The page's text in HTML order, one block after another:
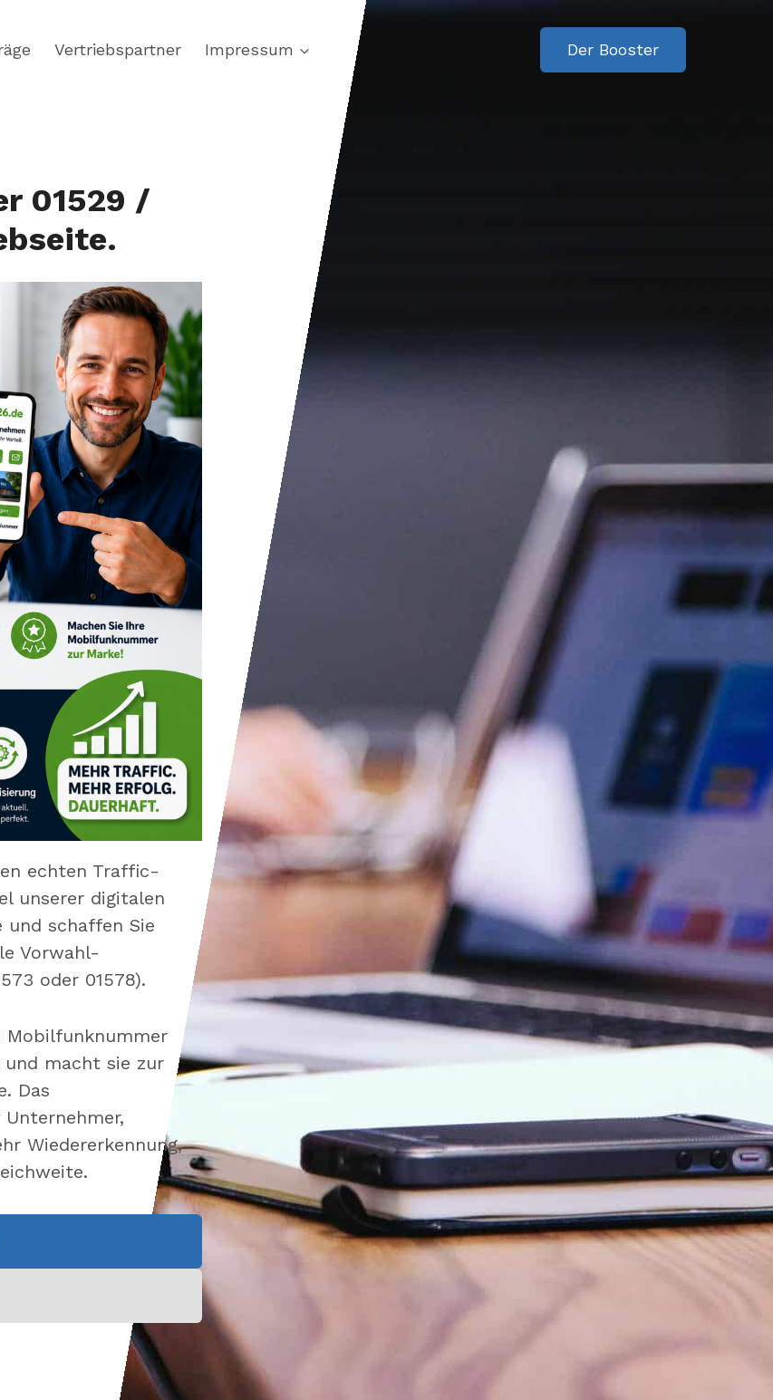
Vertriebspartner Impressum Der Booster
01529 /
echten Traffic-
unserer digitalen
und schaffen Sie
Vorwahl-
oder 01578).
Mobilfunknummer
und macht sie zur
Das
Wiedererkennung,